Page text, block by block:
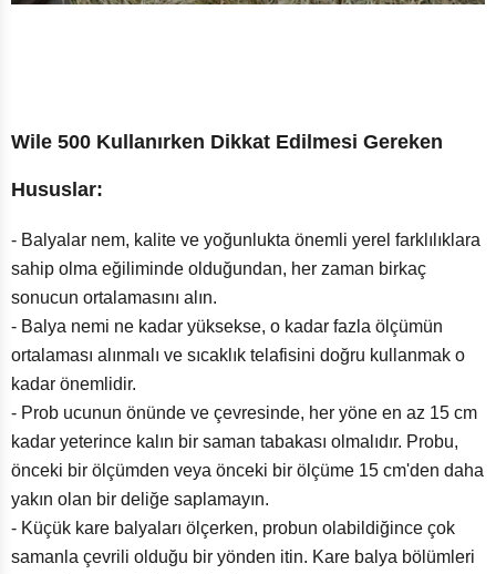
Wile 500 Kullanırken Dikkat Edilmesi Gereken
Hususlar:
- Balyalar nem, kalite ve yoğunlukta önemli yerel farklılıklara
sahip olma eğiliminde olduğundan, her zaman birkaç
sonucun ortalamasını alın.
- Balya nemi ne kadar yüksekse, o kadar fazla ölçümün
ortalaması alınmalı ve sıcaklık telafisini doğru kullanmak o
kadar önemlidir.
- Prob ucunun önünde ve çevresinde, her yöne en az 15 cm
kadar yeterince kalın bir saman tabakası olmalıdır. Probu,
önceki bir ölçümden veya önceki bir ölçüme 15 cm'den daha
yakın olan bir deliğe saplamayın.
- Küçük kare balyaları ölçerken, probun olabildiğince çok
samanla çevrili olduğu bir yönden itin. Kare balya bölümleri